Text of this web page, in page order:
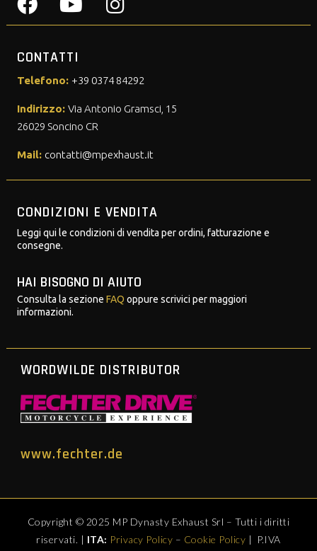
CONTATTI
Telefono: +39 0374 84292
Indirizzo: Via Antonio Gramsci, 15
26029 Soncino CR
Mail: contatti@mpexhaust.it
CONDIZIONI E VENDITA
Leggi qui le condizioni di vendita per ordini, fatturazione e
consegne.
HAI BISOGNO DI AIUTO
Consulta la sezione FAQ oppure scrivici per maggiori
informazioni.
WORDWILDE DISTRIBUTOR
www.fechter.de
Copyright © 2025 MP Dynasty Exhaust Srl – Tutti i diritti
riservati. | ITA: Privacy Policy – Cookie Policy | P.IVA